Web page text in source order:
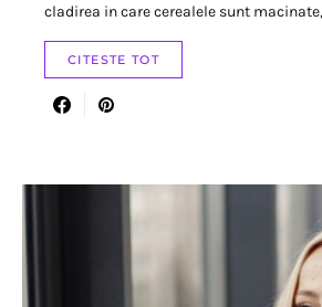
cladirea in care cerealele sunt
CITESTE TOT